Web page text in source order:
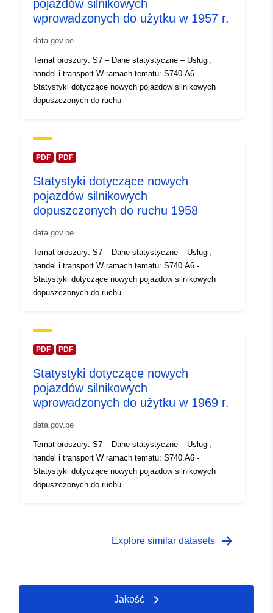
Zapis katalogu: Dodany do data.europa.eu:
30 July 2026
Przestrzenne:
Identyfikatory: Q14635#ID
Prawa dostępu: public
Temporal
pojazdów silnikowych
wprowadzonych do użytku w 1957 r.
data.gov.be
Temat broszury: S7 – Dane statystyczne – Usługi,
handel i transport W ramach tematu: S740.A6 -
Statystyki dotyczące nowych pojazdów silnikowych
dopuszczonych do ruchu
PDF PDF
Statystyki dotyczące nowych
pojazdów silnikowych
dopuszczonych do ruchu 1958
data.gov.be
Temat broszury: S7 – Dane statystyczne – Usługi,
handel i transport W ramach tematu: S740.A6 -
Statystyki dotyczące nowych pojazdów silnikowych
dopuszczonych do ruchu
PDF PDF
Statystyki dotyczące nowych
pojazdów silnikowych
wprowadzonych do użytku w 1969 r.
data.gov.be
Temat broszury: S7 – Dane statystyczne – Usługi,
handel i transport W ramach tematu: S740.A6 -
Statystyki dotyczące nowych pojazdów silnikowych
dopuszczonych do ruchu
Explore similar datasets arrow_forward
Jakość